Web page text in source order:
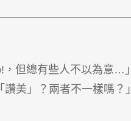
，但總有些人不以為意…」
美」？兩者不一樣嗎？」